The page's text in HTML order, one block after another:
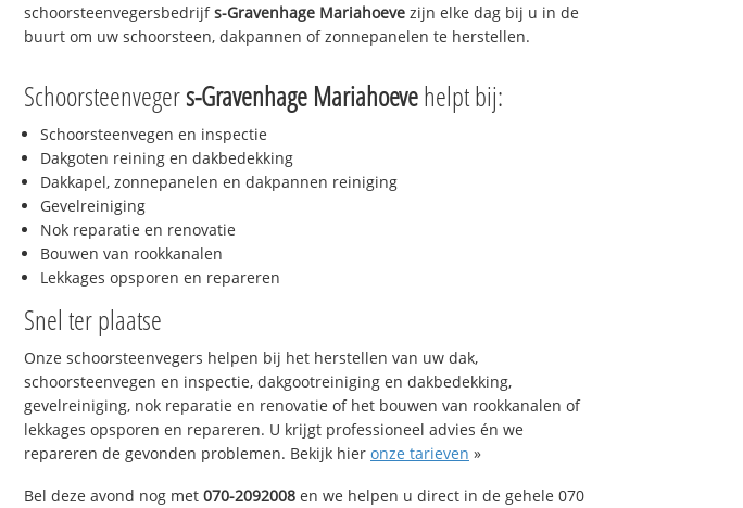
schoorsteenvegersbedrijfs-Gravenhage Mariahoeve zijn elke dag bij u in de
buurt om uw schoorsteen, dakpannen of zonnepanelen te herstellen.
Schoorsteenvegers-Gravenhage Mariahoevehelpt bij:
Schoorsteenvegen en inspectie
Dakgoten reining en dakbedekking
Dakkapel, zonnepanelen en dakpannen reiniging
Gevelreiniging
Nok reparatie en renovatie
Bouwen van rookkanalen
Lekkages opsporen en repareren
Snel ter plaatse
Onze schoorsteenvegers helpen bij het herstellen van uw dak,
schoorsteenvegen en inspectie, dakgootreiniging en dakbedekking,
gevelreiniging, nok reparatie en renovatie of het bouwen van rookkanalen of
lekkages opsporen en repareren. U krijgt professioneel advies én we
repareren de gevonden problemen. Bekijk hier onze tarieven »
Bel deze avond nog met 070-2092008 en we helpen u direct in de gehele 070